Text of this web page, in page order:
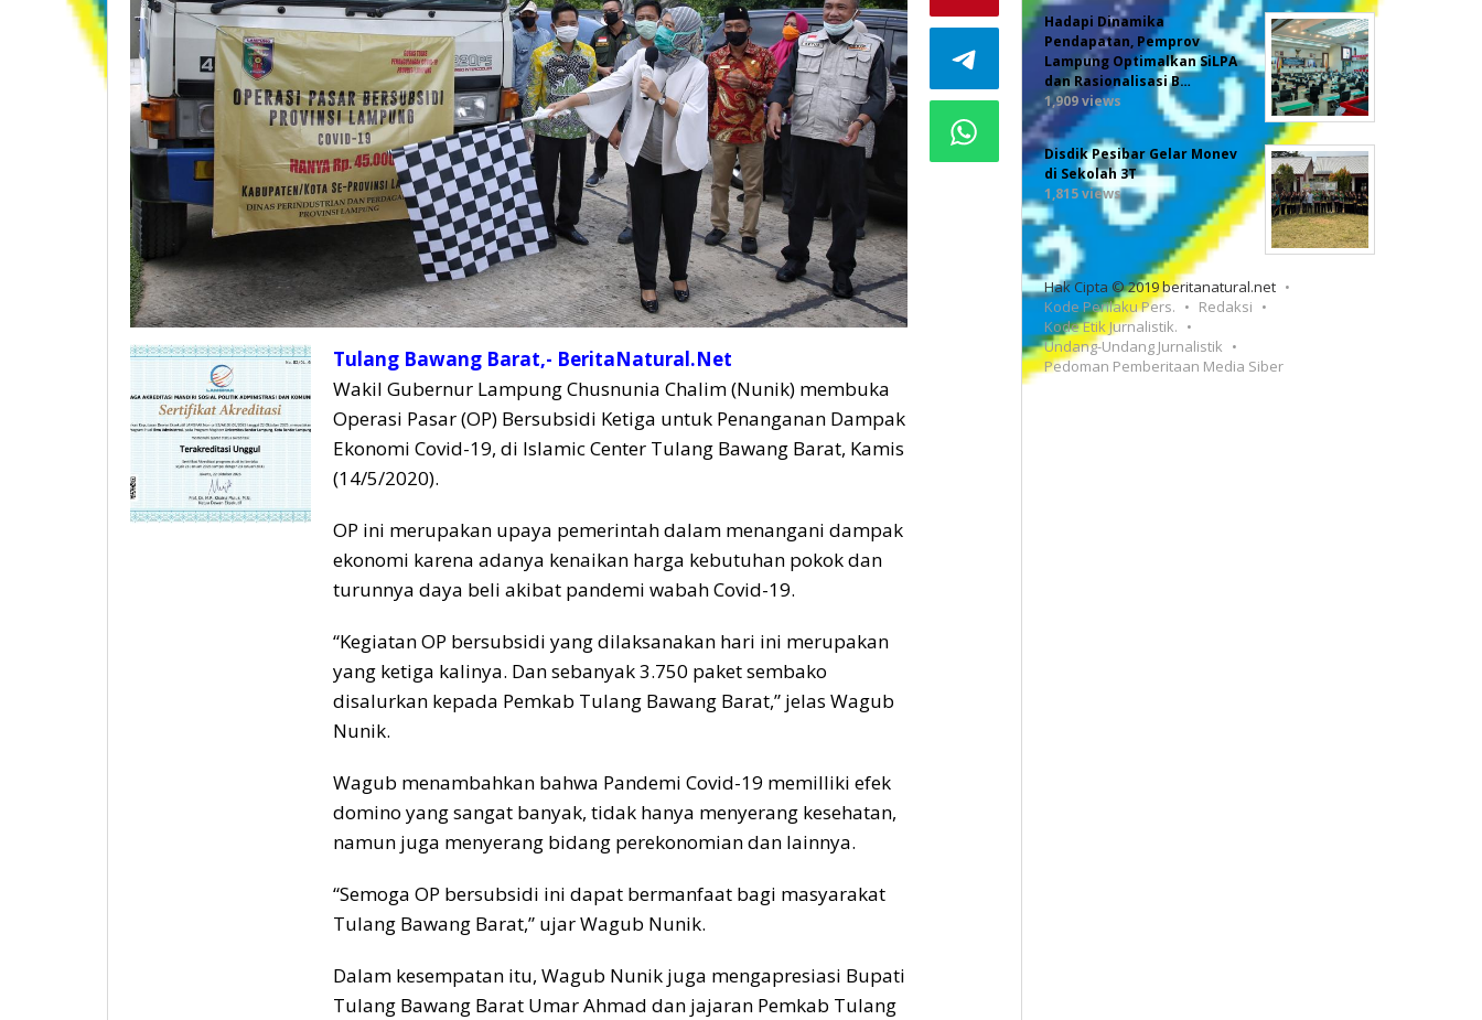
Tulang Bawang Barat,- BeritaNatural.Net
Wakil Gubernur Lampung Chusnunia Chalim (Nunik) membuka
Operasi Pasar (OP) Bersubsidi Ketiga untuk Penanganan Dampak
Ekonomi Covid-19, di Islamic Center Tulang Bawang Barat, Kamis
(14/5/2020).
OP ini merupakan upaya pemerintah dalam menangani dampak
ekonomi karena adanya kenaikan harga kebutuhan pokok dan
turunnya daya beli akibat pandemi wabah Covid-19.
“Kegiatan OP bersubsidi yang dilaksanakan hari ini merupakan
yang ketiga kalinya. Dan sebanyak 3.750 paket sembako
disalurkan kepada Pemkab Tulang Bawang Barat,” jelas Wagub
Nunik.
Wagub menambahkan bahwa Pandemi Covid-19 memilliki efek
domino yang sangat banyak, tidak hanya menyerang kesehatan,
namun juga menyerang bidang perekonomian dan lainnya.
“Semoga OP bersubsidi ini dapat bermanfaat bagi masyarakat
Tulang Bawang Barat,” ujar Wagub Nunik.
Dalam kesempatan itu, Wagub Nunik juga mengapresiasi Bupati
Tulang Bawang Barat Umar Ahmad dan jajaran Pemkab Tulang
Hadapi Dinamika
Pendapatan, Pemprov
Lampung Optimalkan SiLPA
dan Rasionalisasi B…
1,909 views
Disdik Pesibar Gelar Monev
di Sekolah 3T
1,815 views
Hak Cipta © 2019 beritanatural.net
Kode Perilaku Pers.
Redaksi
Kode Etik Jurnalistik.
Undang-Undang Jurnalistik
Pedoman Pemberitaan Media Siber